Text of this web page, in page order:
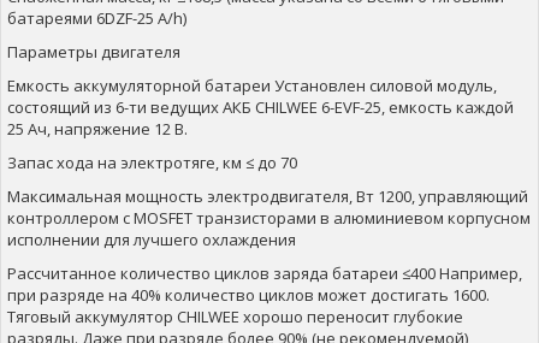
батареями 6DZF-25 A/h)
Параметры двигателя
Емкость аккумуляторной батареи Установлен силовой модуль,
состоящий из 6-ти ведущих АКБ CHILWEE 6-EVF-25, емкость каждой
25 Ач, напряжение 12 В.
Запас хода на электротяге, км ≤ до 70
Максимальная мощность электродвигателя, Вт 1200, управляющий
контроллером с MOSFET транзисторами в алюминиевом корпусном
исполнении для лучшего охлаждения
Рассчитанное количество циклов заряда батареи ≤400 Например,
при разряде на 40% количество циклов может достигать 1600.
Тяговый аккумулятор CHILWEE хорошо переносит глубокие
разряды. Даже при разряде более 90% (не рекомендуемой)